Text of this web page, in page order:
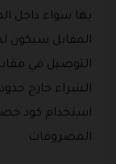
بها سواء داخل
المقابل سيكون
الشراء خارج
استخدام كود
المصروفات .